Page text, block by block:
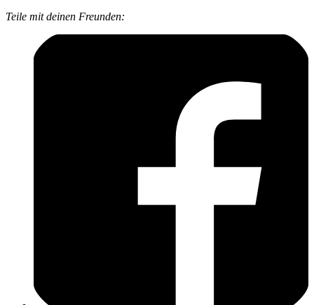
Teile mit deinen Freunden: